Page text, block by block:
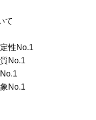
て
性No.1
No.1
No.1